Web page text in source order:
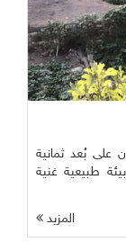
على بُعد ثمانية
طبيعية غنية
المزيد